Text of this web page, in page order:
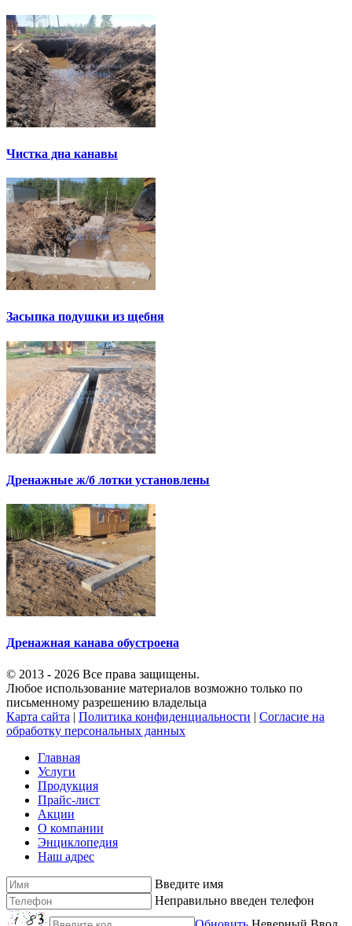
Чистка дна канавы
Засыпка подушки из щебня
Дренажные ж/б лотки установлены
Дренажная канава обустроена
© 2013 - 2026 Все права защищены.
Любое использование материалов возможно только по
письменному разрешению владельца
Карта сайта | Политика конфиденциальности | Согласие на
обработку персональных данных
Главная
Услуги
Продукция
Прайс-лист
Акции
О компании
Энциклопедия
Наш адрес
Введите имя
Неправильно введен телефон